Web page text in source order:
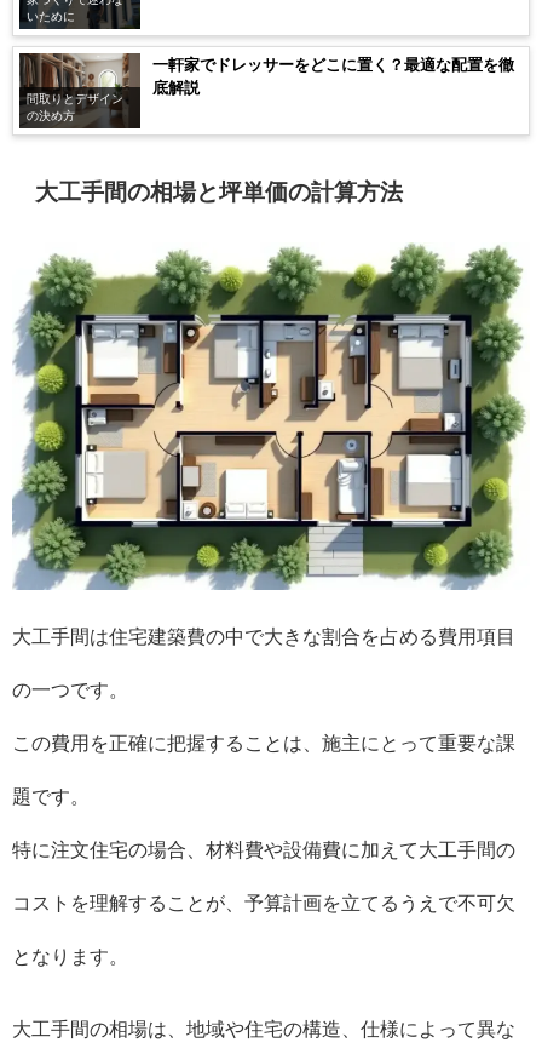
いために
間取りとデザイン
の決め方
一軒家でドレッサーをどこに置く？最適な配置を徹
底解説
大工手間の相場と坪単価の計算方法
大工手間は住宅建築費の中で大きな割合を占める費用項目
の一つです。
この費用を正確に把握することは、施主にとって重要な課
題です。
特に注文住宅の場合、材料費や設備費に加えて大工手間の
コストを理解することが、予算計画を立てるうえで不可欠
となります。
大工手間の相場は、地域や住宅の構造、仕様によって異な